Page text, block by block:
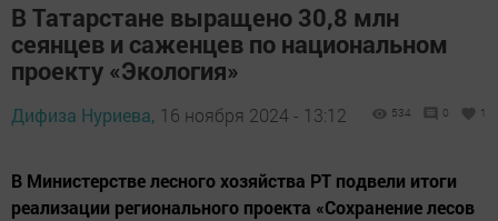
В Татарстане выращено 30,8 млн
сеянцев и саженцев по национальном
проекту «Экология»
Дифиза Нуриева, 16 ноября 2024 - 13:12 534 0 1
В Министерстве лесного хозяйства РТ подвели итоги
реализации регионального проекта «Сохранение лесов